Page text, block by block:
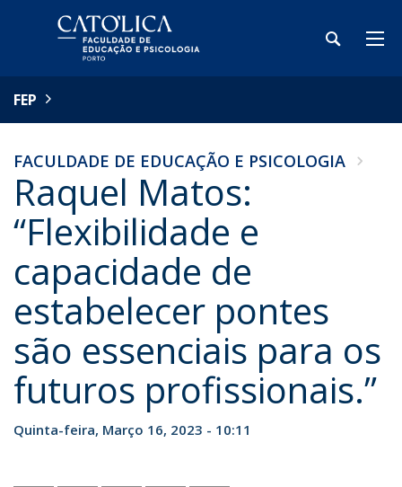
FEP
FACULDADE DE EDUCAÇÃO E PSICOLOGIA
Raquel Matos:
“Flexibilidade e
capacidade de
estabelecer pontes
são essenciais para os
futuros profissionais.”
Quinta-feira, Março 16, 2023 - 10:11